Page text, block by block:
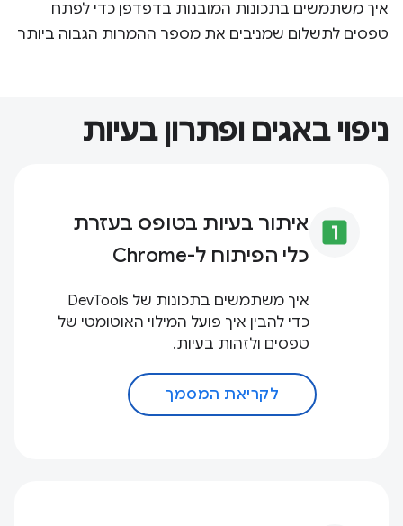
איך משתמשים בתכונות המובנות בדפדפן כדי לפתח
טפסים לתשלום שמניבים את מספר ההמרות הגבוה ביותר
ניפוי באגים ופתרון בעיות
looks_one איתור בעיות בטופס בעזרת
כלי הפיתוח ל-Chrome
איך משתמשים בתכונות של DevTools
כדי להבין איך פועל המילוי האוטומטי של
טפסים ולזהות בעיות.
לקריאת המסמך